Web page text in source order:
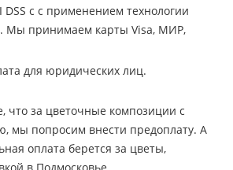
DSS с с применением технологии
Мы принимаем карты Visa, МИР,
для юридических лиц.
что за цветочные композиции с
мы попросим внести предоплату. А
оплата берется за цветы,
в Подмосковье.